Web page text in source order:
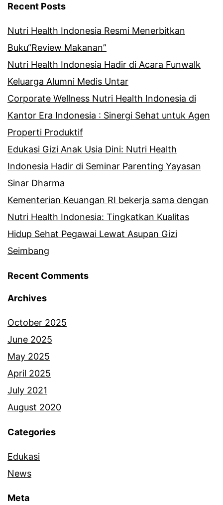
Recent Posts
Nutri Health Indonesia Resmi Menerbitkan
Buku“Review Makanan”
Nutri Health Indonesia Hadir di Acara Funwalk
Keluarga Alumni Medis Untar
Corporate Wellness Nutri Health Indonesia di
Kantor Era Indonesia : Sinergi Sehat untuk Agen
Properti Produktif
Edukasi Gizi Anak Usia Dini: Nutri Health
Indonesia Hadir di Seminar Parenting Yayasan
Sinar Dharma
Kementerian Keuangan RI bekerja sama dengan
Nutri Health Indonesia: Tingkatkan Kualitas
Hidup Sehat Pegawai Lewat Asupan Gizi
Seimbang
Recent Comments
Archives
October 2025
June 2025
May 2025
April 2025
July 2021
August 2020
Categories
Edukasi
News
Meta